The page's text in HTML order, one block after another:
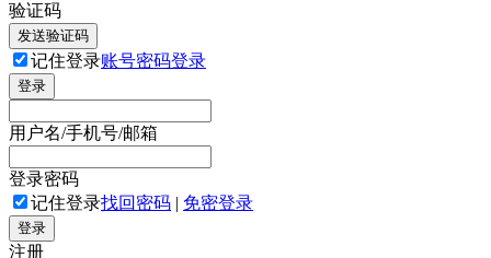
验证码
发送验证码
记住登录账号密码登录
登录
用户名/手机号/邮箱
登录密码
记住登录找回密码 | 免密登录
登录
注册